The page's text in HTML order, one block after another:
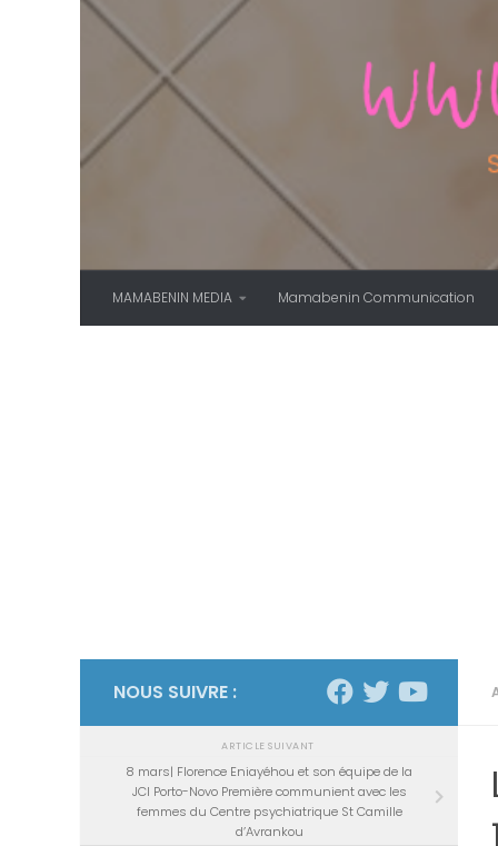
Skip to content
MAMABENIN MEDIA Mamabenin Communication
NOUS SUIVRE :
ARTICLE SUIVANT
8 mars| Florence Eniayéhou et son équipe de la
JCI Porto-Novo Première communient avec les
femmes du Centre psychiatrique St Camille
d’Avrankou